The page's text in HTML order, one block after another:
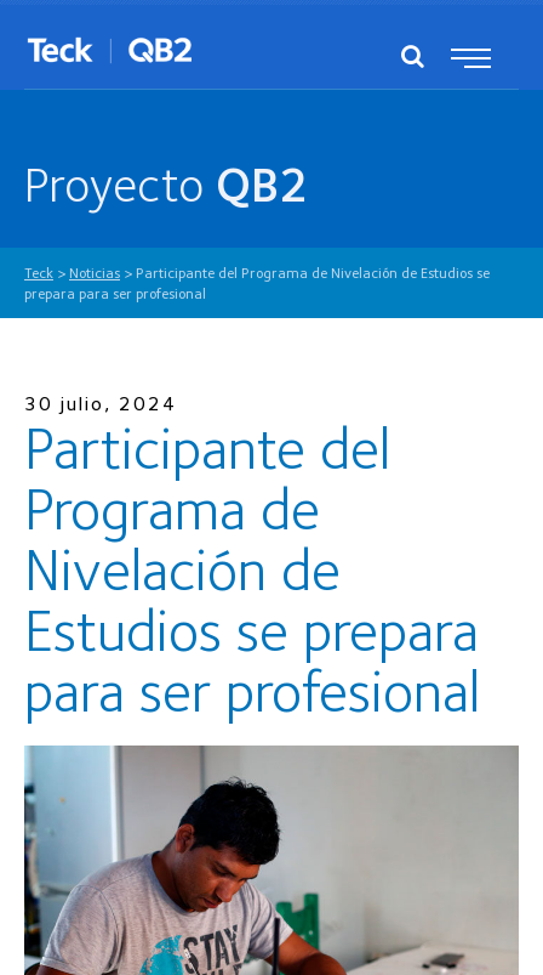
Proyecto QB2
Teck > Noticias > Participante del Programa de Nivelación de Estudios se
prepara para ser profesional
30 julio, 2024
Participante del
Programa de
Nivelación de
Estudios se prepara
para ser profesional